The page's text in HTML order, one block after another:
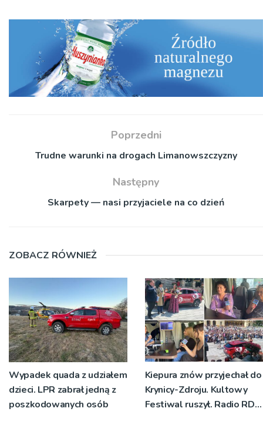
Poprzedni
Trudne warunki na drogach Limanowszczyzny
Następny
Skarpety — nasi przyjaciele na co dzień
ZOBACZ RÓWNIEŻ
Wypadek quada z udziałem
dzieci. LPR zabrał jedną z
poszkodowanych osób
Kiepura znów przyjechał do
Krynicy-Zdroju. Kultowy
Festiwal ruszył. Radio RDN